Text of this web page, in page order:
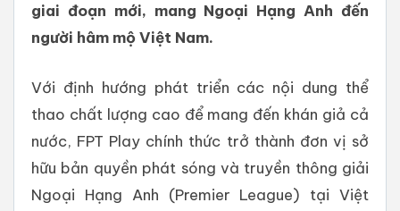
giai đoạn mới, mang Ngoại Hạng Anh đến
người hâm mộ Việt Nam.
Với định hướng phát triển các nội dung thể
thao chất lượng cao để mang đến khán giả cả
nước, FPT Play chính thức trở thành đơn vị sở
hữu bản quyền phát sóng và truyền thông giải
Ngoại Hạng Anh (Premier League) tại Việt